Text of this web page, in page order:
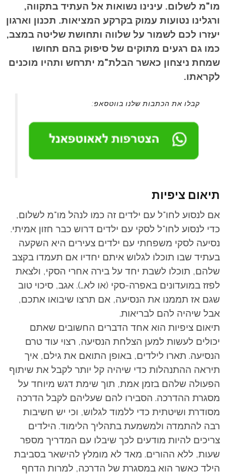
מו"מ לשלום. עינינו נשואות אל העתיד בתקווה,
ורגלינו נטועות עמוק בקרקע המציאות. תכנון וארגון
יעזרו לכם לשמור על שלווה ותחושת שליטה במצב,
כמו גם רגעים מתוקים של סיפוק בהם תחושו
שמחת ניצחון כאשר הבלת"מ יתרחש ותהיו מוכנים
לקראתו.
קבלו את הכתבות שלנו בווטסאפ:
תיאום ציפיות
אם לנסוע לחו"ל עם ילדים זה כמו לנהל מו"מ לשלום,
כדי לנסוע לחו"ל לסקי עם ילדים דרוש כבר חזון אמיתי.
נסיעה לסקי משפחתי עם ילדים צעירים היא השקעה
בעתיד שבו תוכלו לגלוש איתם יחדיו אם תעמדו בקצב
שלהם, תוכלו לשבת יחד על בירה אחרי הסקי, ולצאת
לפזז במועדונים באפרה-סקי (או לא…). אגב, סיכוי טוב
שגם אז תממנו את הנסיעה, אם תרצו שיבואו אתכם,
אבל שיהיה להם לבריאות.
תיאום ציפיות הוא אחד הדברים החשובים שאתם
יכולים לעשות למען הצלחת הנסיעה, רצוי עוד טרם
הנסיעה. תארו לילדים, באופן התואם את גילם, איך
תיראה ההתנהלות כדי שיהיה קל יותר לקבל את שיתוף
הפעולה שלהם בזמן אמת, תוך שימת דגש מיוחד על
מסגרת ההדרכה. הסבירו להם שעליהם לקבל הדרכה
מסודרת ושיטתית כדי ללמוד לגלוש, וכי יש חשיבות
רבה להתמדה ולמשמעת בתהליך הלימוד. הילדים
צריכים להיות מודעים לכך שיבלו עם המדריך מספר
שעות, ללא ההורים. מאד לא מומלץ להישאר בסביבת
הילד כאשר הוא במסגרת של הדרכה, למרות הדחף